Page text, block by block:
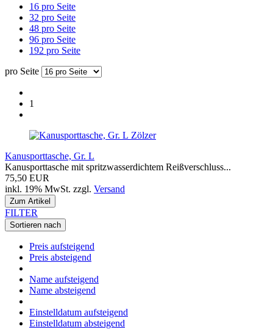
16 pro Seite
32 pro Seite
48 pro Seite
96 pro Seite
192 pro Seite
pro Seite
1
Zölzer
Kanusporttasche, Gr. L
Kanusporttasche mit spritzwasserdichtem Reißverschluss...
75,50 EUR
inkl. 19% MwSt. zzgl. Versand
Zum Artikel
FILTER
Sortieren nach
Preis aufsteigend
Preis absteigend
Name aufsteigend
Name absteigend
Einstelldatum aufsteigend
Einstelldatum absteigend